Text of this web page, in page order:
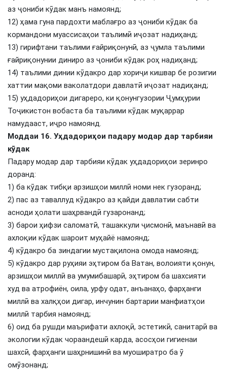
аз ҷониби кӯдак манъ намоянд;
12) ҳама гуна пардохти маблағро аз ҷониби кӯдак ба
кормандони муассисаҳои таълимӣ иҷозат надиҳанд;
13) гирифтани таълими ғайриқонунӣ, аз ҷумла таълими
ғайриқонунии диниро аз ҷониби кӯдак роҳ надиҳанд;
14) таълими динии кӯдакро дар хориҷи кишвар бе розигии
хаттии мақоми ваколатдори давлатӣ иҷозат надиҳанд;
15) уҳдадориҳои дигареро, ки қонунгузории Ҷумҳурии
Тоҷикистон вобаста ба таълими кӯдак муқаррар
намудааст, иҷро намоянд.
Моддаи 16. Уҳдадориҳои падару модар дар тарбияи
кӯдак
Падару модар дар тарбияи кӯдак уҳдадориҳои зеринро
доранд:
1) ба кӯдак тибқи арзишҳои миллӣ номи нек гузоранд;
2) пас аз таваллуд кӯдакро аз қайди давлатии сабти
асноди ҳолати шаҳрвандӣ гузаронанд;
3) барои ҳифзи саломатӣ, ташаккули ҷисмонӣ, маънавӣ ва
ахлоқии кӯдак шароит муҳайё намоянд;
4) кӯдакро ба зиндагии мустақилона омода намоянд;
5) кӯдакро дар руҳияи эҳтиром ба Ватан, волоияти қонун,
арзишҳои миллӣ ва умумибашарӣ, эҳтиром ба шахсияти
худ ва атрофиён, оила, урфу одат, анъанаҳо, фарҳанги
миллӣ ва халқҳои дигар, инчунин бартарии манфиатҳои
миллӣ тарбия намоянд;
6) оид ба рушди маърифати ахлоқӣ, эстетикӣ, санитарӣ ва
экологии кӯдак чораандешӣ карда, асосҳои гигиенаи
шахсӣ, фарҳанги шаҳрнишинӣ ва муоширатро ба ӯ
омӯзонанд;